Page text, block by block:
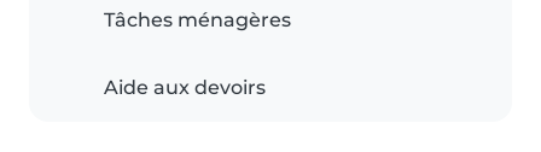
Tâches ménagères
Aide aux devoirs